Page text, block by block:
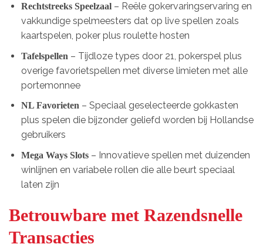
Rechtstreeks Speelzaal– Reële gokervaringservaring en
vakkundige spelmeesters dat op live spellen zoals
kaartspelen, poker plus roulette hosten
Tafelspellen – Tijdloze types door 21, pokerspel plus
overige favorietspellen met diverse limieten met alle
portemonnee
NL Favorieten– Speciaal geselecteerde gokkasten
plus spelen die bijzonder geliefd worden bij Hollandse
gebruikers
Mega Ways Slots– Innovatieve spellen met duizenden
winlijnen en variabele rollen die alle beurt speciaal
laten zijn
Betrouwbare met Razendsnelle
Transacties